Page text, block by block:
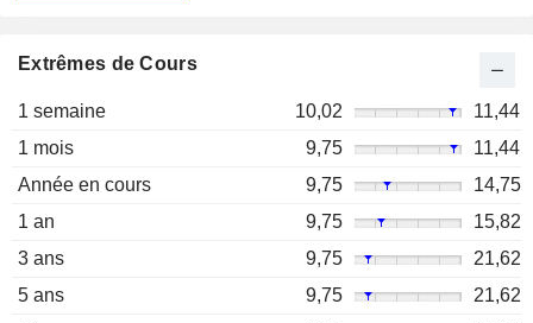
Extrêmes de Cours
1 semaine 10,02
11,44
1 mois
9,75
11,44
Année en cours
9,75
14,75
1 an
9,75
15,82
3 ans
9,75
21,62
5 ans
9,75
21,62